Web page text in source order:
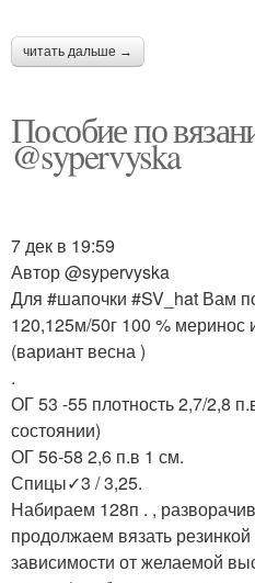
Узоры для шапки
Шапка с двойным
отворотом
Шапки из альпаки
читать дальше →
Пособие по
@sypervyska
7 дек в 19:59
Автор @sypervyska
Для #шапочки #SV_hat Вам
120,125м/50г 100 % меринос
(вариант весна )
.
ОГ 53 -55 плотность 2,7/2,8
состоянии)
ОГ 56-58 2,6 п.в 1 см.
Спицы✓3 / 3,25.
Набираем 128п . ,
продолжаем вязать
зависимости от желаемой